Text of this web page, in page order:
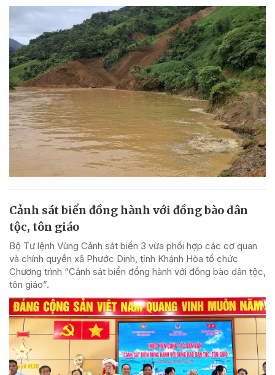
Cảnh sát biển đồng hành với đồng bào dân
tộc, tôn giáo
Bộ Tư lệnh Vùng Cảnh sát biển 3 vừa phối hợp các cơ quan
và chính quyền xã Phước Dinh, tỉnh Khánh Hòa tổ chức
Chương trình “Cảnh sát biển đồng hành với đồng bào dân tộc,
tôn giáo”.